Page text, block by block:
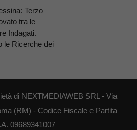
Terzo
tra le
Indagati.
le Ricerche dei
di NEXTMEDIAWEB SRL - Via
(RM) - Codice Fiscale e Partita
09689341007